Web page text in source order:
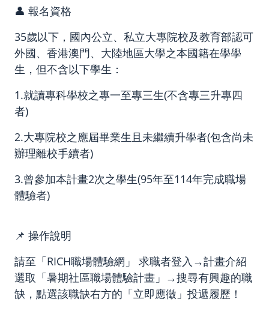
👤 報名資格
35歲以下，國內公立、私立大專院校及教育部認可
外國、香港澳門、大陸地區大學之本國籍在學學
生，但不含以下學生：
1.就讀專科學校之專一至專三生(不含專三升專四
者)
2.大專院校之應屆畢業生且未繼續升學者(包含尚未
辦理離校手續者)
3.曾參加本計畫2次之學生(95年至114年完成職場
體驗者)
📌 操作說明
請至「RICH職場體驗網」 求職者登入→計畫介紹
選取「暑期社區職場體驗計畫」→搜尋有興趣的職
缺，點選該職缺右方的「立即應徵」投遞履歷！